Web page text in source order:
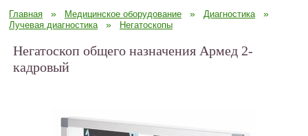
Главная » Медицинское оборудование » Диагностика »
Лучевая диагностика » Негатоскопы
Негатоскоп общего назначения Армед 2-
кадровый